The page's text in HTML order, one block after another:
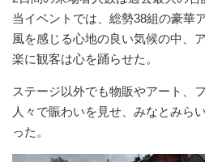
当イベントでは、総勢38組の豪華
風を感じる心地の良い気候の中、
楽に観客は心を踊らせた。
ステージ以外でも物販やアート、
⼈々で賑わいを見せ、みなとみら
った。